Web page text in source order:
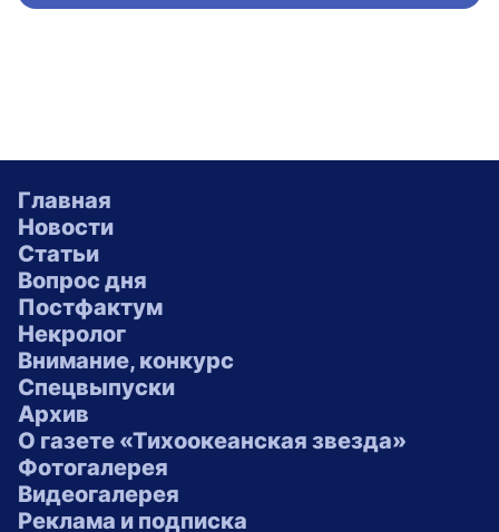
Главная
Новости
Статьи
Вопрос дня
Постфактум
Некролог
Внимание, конкурс
Спецвыпуски
Архив
О газете «Тихоокеанская звезда»
Фотогалерея
Видеогалерея
Реклама и подписка